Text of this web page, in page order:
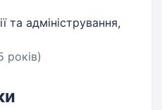
та адміністрування,
років)